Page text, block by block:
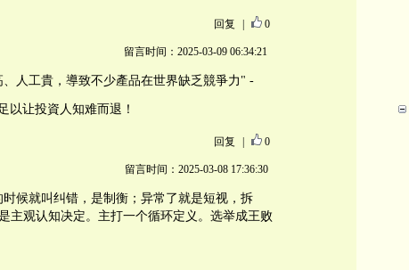
回复 0
留言时间：2025-03-09 06:34:21
人工貴，導致不少產品在世界缺乏競爭力" -
以让投資人知难而退！
回复 0
留言时间：2025-03-08 17:36:30
候就叫纠错，是制衡；异常了就是短视，拆
主观认知决定。主打一个循环定义。选举成王败